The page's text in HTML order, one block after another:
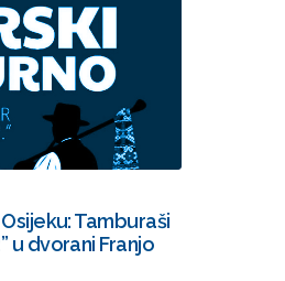
Tamburaši
u dvorani Franjo